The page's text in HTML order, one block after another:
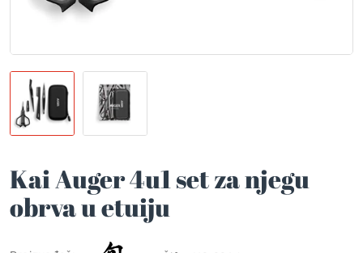
Kai Auger 4u1 set za njegu
obrva u etuiju